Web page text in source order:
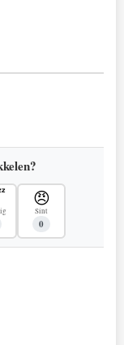
😠
Sint
0